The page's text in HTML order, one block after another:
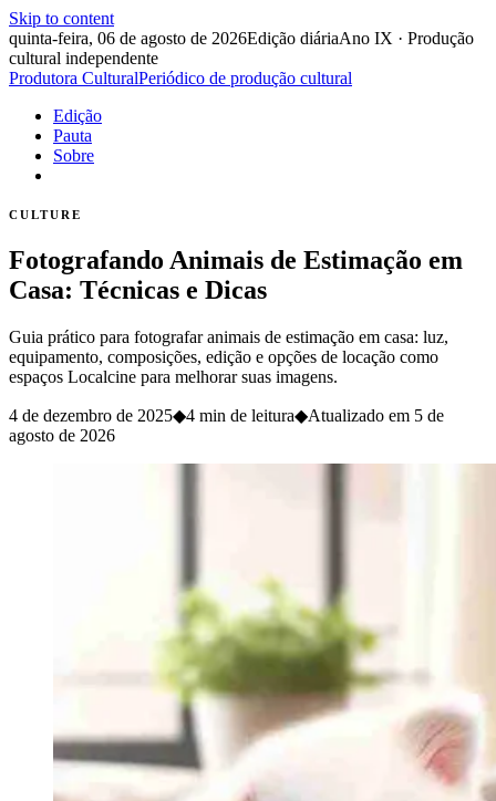
Skip to content
quinta-feira, 06 de agosto de 2026Edição diáriaAno IX · Produção
cultural independente
Produtora CulturalPeriódico de produção cultural
Edição
Pauta
Sobre
CULTURE
Fotografando Animais de Estimação em
Casa: Técnicas e Dicas
Guia prático para fotografar animais de estimação em casa: luz,
equipamento, composições, edição e opções de locação como
espaços Localcine para melhorar suas imagens.
4 de dezembro de 2025◆4 min de leitura◆Atualizado em 5 de
agosto de 2026